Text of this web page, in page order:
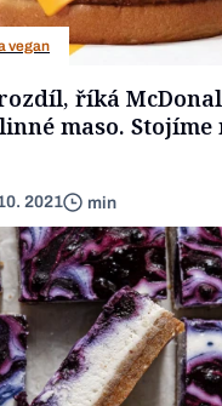
vegan
říká
maso.
2021 min